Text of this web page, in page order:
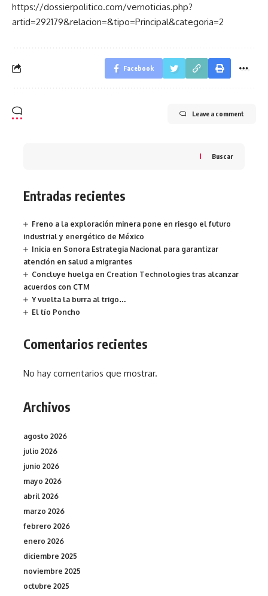
https://dossierpolitico.com/vernoticias.php?
artid=292179&relacion=&tipo=Principal&categoria=2
Facebook
Leave a comment
Buscar
Entradas recientes
Freno a la exploración minera pone en riesgo el futuro
industrial y energético de México
Inicia en Sonora Estrategia Nacional para garantizar
atención en salud a migrantes
Concluye huelga en Creation Technologies tras alcanzar
acuerdos con CTM
Y vuelta la burra al trigo…
El tío Poncho
Comentarios recientes
No hay comentarios que mostrar.
Archivos
agosto 2026
julio 2026
junio 2026
mayo 2026
abril 2026
marzo 2026
febrero 2026
enero 2026
diciembre 2025
noviembre 2025
octubre 2025